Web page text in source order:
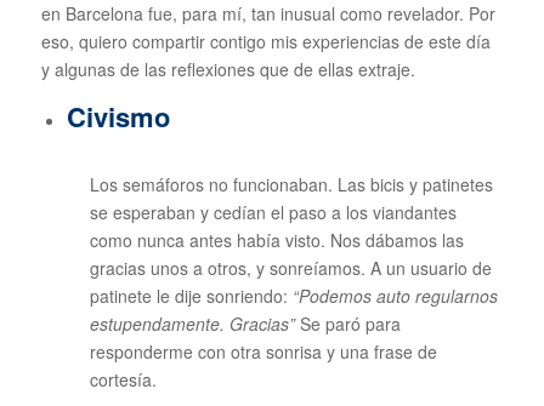
en Barcelona fue, para mí, tan inusual como revelador. Por
eso, quiero compartir contigo mis experiencias de este día
y algunas de las reflexiones que de ellas extraje.
Civismo
Los semáforos no funcionaban. Las bicis y patinetes
se esperaban y cedían el paso a los viandantes
como nunca antes había visto. Nos dábamos las
gracias unos a otros, y sonreíamos. A un usuario de
patinete le dije sonriendo: “Podemos auto regularnos
estupendamente. Gracias”Se paró para
responderme con otra sonrisa y una frase de
cortesía.